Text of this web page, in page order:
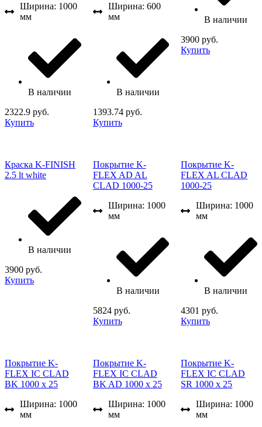
Ширина: 1000
мм
В наличии
2322.9 руб.
Купить
Ширина: 600
мм
В наличии
1393.74 руб.
Купить
В наличии
3900 руб.
Купить
Краска K-FINISH
2.5 lt white
В наличии
3900 руб.
Купить
Покрытие K-
FLEX AD AL
CLAD 1000-25
Ширина: 1000
мм
В наличии
5824 руб.
Купить
Покрытие K-
FLEX AL CLAD
1000-25
Ширина: 1000
мм
В наличии
4301 руб.
Купить
Покрытие K-
FLEX IC CLAD
BK 1000 x 25
Ширина: 1000
мм
Покрытие K-
FLEX IC CLAD
BK AD 1000 x 25
Ширина: 1000
мм
Покрытие K-
FLEX IC CLAD
SR 1000 x 25
Ширина: 1000
мм